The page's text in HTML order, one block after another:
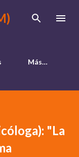
Más…
"La